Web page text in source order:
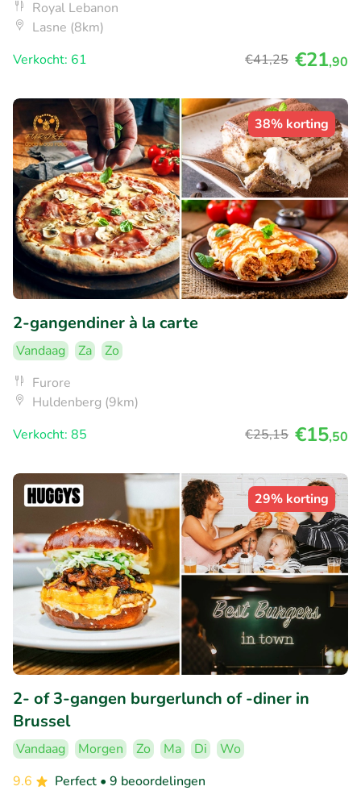
Royal Lebanon
Lasne (8km)
Verkocht: 61
€41,25 €21,90
38% korting
2-gangendiner à la carte
Vandaag Za
Zo
Furore
Huldenberg (9km)
Verkocht: 85
€25,15 €15,50
29% korting
2- of 3-gangen burgerlunch of -diner in
Brussel
Vandaag Morgen Zo Ma Di
Wo
9.6
Perfect • 9 beoordelingen